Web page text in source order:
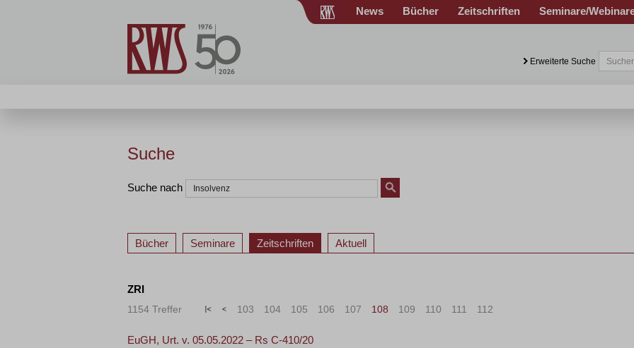
News Bücher Zeitschriften Seminare/
Erweiterte Suche
Suche
Suche nach
Bücher Seminare Zeitschriften Aktuell
ZRI
1154 Treffer « < 103 104 105 106 107 108 109 110 111 112
EuGH, Urt. v. 05.05.2022 – Rs C-410/20